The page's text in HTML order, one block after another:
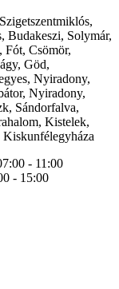
Budakeszi, Solymár,
Fót, Csömör,
Göd,
Nyiradony,
Nyiradony,
Sándorfalva,
Kistelek,
- 11:00
- 15:00